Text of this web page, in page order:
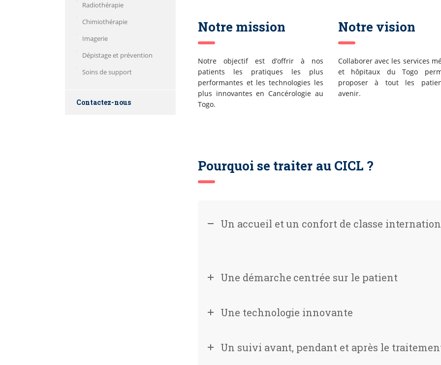
Radiothérapie
Chimiothérapie
Imagerie
Dépistage et prévention
Soins de support
Contactez-nous
Notre mission
Notre objectif est d’offrir à nos
patients les pratiques les plus
performantes et les technologies les
plus innovantes en Cancérologie au
Togo.
Notre vision
Collaborer avec les services
et hôpitaux du Togo
proposer à tout les
avenir.
Pourquoi se traiter au CICL ?
Un accueil et un confort de classe
Une démarche centrée sur le patient
Une technologie innovante
Un suivi avant, pendant et après le